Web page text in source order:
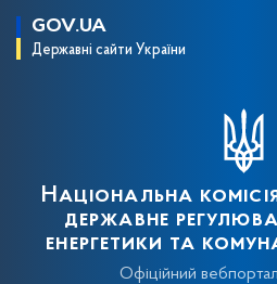
GOV.UA
Державні сайти України
Національна
державне
енергетики та
Офіційний